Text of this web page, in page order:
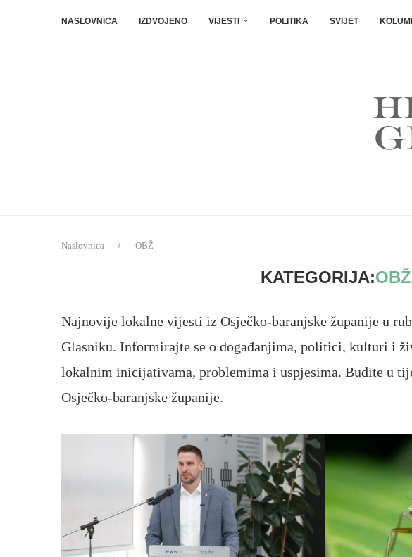
NASLOVNICA IZDVOJENO VIJESTI POLITIKA SVIJET
Naslovnica OBŽ
KATEGORIJA:OBŽ
Najnovije lokalne vijesti iz Osječko-baranjske županije u
Glasniku. Informirajte se o događanjima, politici, kulturi i
lokalnim inicijativama, problemima i uspjesima. Budite u
Osječko-baranjske županije.